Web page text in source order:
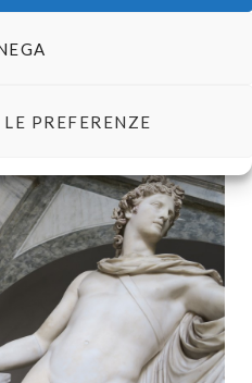
PREFERENZE